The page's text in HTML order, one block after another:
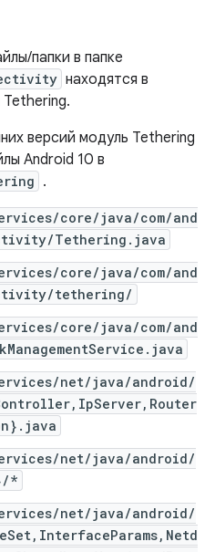
папки в папке
находятся в
версий модуль Tethering
Android 10 в
.
core/java/com/and
Tethering.java
core/java/com/and
tethering/
core/java/com/and
net/java/android/
net/java/android/
*
net/java/android/